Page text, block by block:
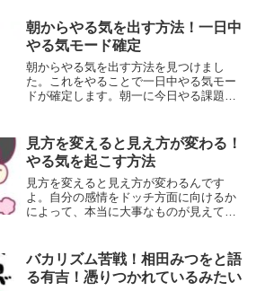
とやる気が出ない理由緊張するとやる気
が出ない理由は、焦るから...
朝からやる気を出す方法！一日中
やる気モード確定
朝からやる気を出す方法を見つけまし
た。これをやることで一日中やる気モー
ドが確定します。朝一に今日やる課題を
もありません。朝からやる気を出す方法
朝からやる気を出す方法の手...
見方を変えると見え方が変わる！
やる気を起こす方法
見方を変えると見え方が変わるんです
よ。自分の感情をドッチ方面に向けるか
によって、本当に大事なものが見えてく
見方を変えると見え方が変わる！見方を
変えると、見え方が変わりま...
バカリズム苦戦！相田みつをと語
る有吉！憑りつかれているみたい